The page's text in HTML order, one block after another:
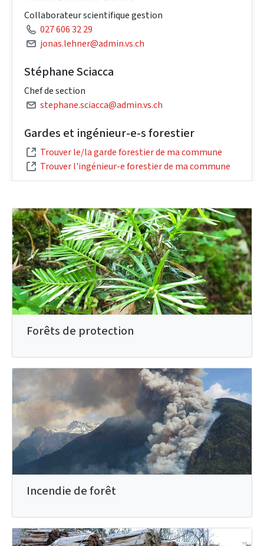
Collaborateur scientifique gestion
027 606 32 29
jonas.lehner@admin.vs.ch
Stéphane Sciacca
Chef de section
stephane.sciacca@admin.vs.ch
Gardes et ingénieur-e-s forestier
Trouver le/la garde forestier de ma commune
Trouver l'ingénieur-e forestier de ma commune
Forêts de protection
Incendie de forêt